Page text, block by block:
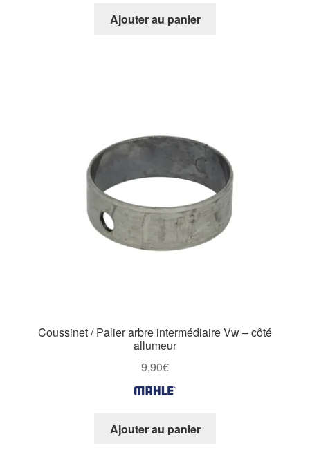
Ajouter au panier
Coussinet / Palier arbre intermédiaire Vw – côté
allumeur
9,90€
Ajouter au panier